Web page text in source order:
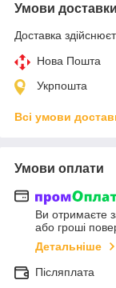
Умови доставки
Доставка
Нова Пошта
Укрпошта
Всі умови
Умови оплати
Ви отримаєте
або гроші
Детальніше
Післяплата